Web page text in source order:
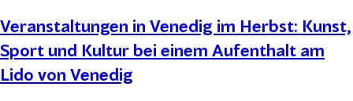
Veranstaltungen in Venedig im Herbst: Kunst,
Sport und Kultur bei einem Aufenthalt am
Lido von Venedig